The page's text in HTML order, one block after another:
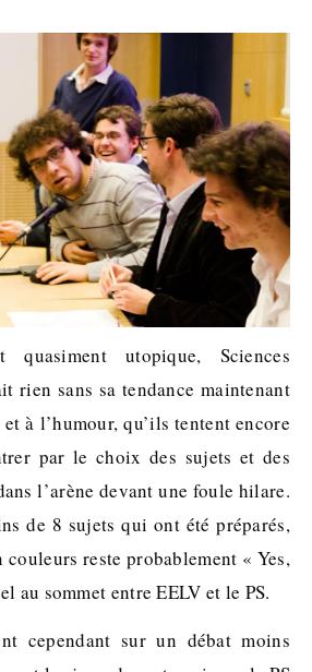
utopique, Sciences
rien sans sa tendance maintenant
à l’humour, qu’ils tentent encore
par le choix des sujets et des
l’arène devant une foule hilare.
de 8 sujets qui ont été préparés,
reste probablement « Yes,
au sommet entre EELV et le PS.
cependant sur un débat moins